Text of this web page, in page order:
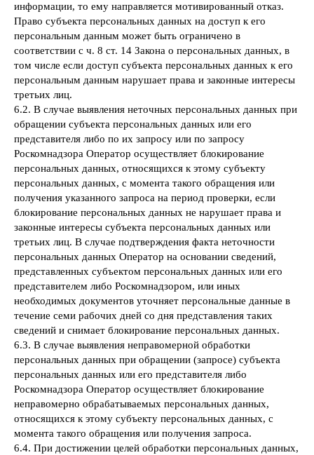
информации, то ему направляется мотивированный отказ.
Право субъекта персональных данных на доступ к его
персональным данным может быть ограничено в
соответствии с ч. 8 ст. 14 Закона о персональных данных, в
том числе если доступ субъекта персональных данных к его
персональным данным нарушает права и законные интересы
третьих лиц.
6.2. В случае выявления неточных персональных данных при
обращении субъекта персональных данных или его
представителя либо по их запросу или по запросу
Роскомнадзора Оператор осуществляет блокирование
персональных данных, относящихся к этому субъекту
персональных данных, с момента такого обращения или
получения указанного запроса на период проверки, если
блокирование персональных данных не нарушает права и
законные интересы субъекта персональных данных или
третьих лиц. В случае подтверждения факта неточности
персональных данных Оператор на основании сведений,
представленных субъектом персональных данных или его
представителем либо Роскомнадзором, или иных
необходимых документов уточняет персональные данные в
течение семи рабочих дней со дня представления таких
сведений и снимает блокирование персональных данных.
6.3. В случае выявления неправомерной обработки
персональных данных при обращении (запросе) субъекта
персональных данных или его представителя либо
Роскомнадзора Оператор осуществляет блокирование
неправомерно обрабатываемых персональных данных,
относящихся к этому субъекту персональных данных, с
момента такого обращения или получения запроса.
6.4. При достижении целей обработки персональных данных,